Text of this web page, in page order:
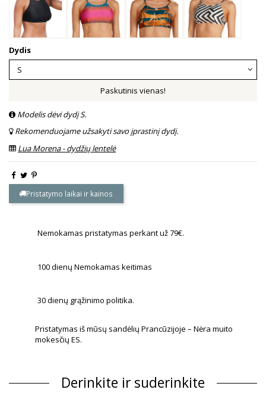
Dydis
Paskutinis vienas!
Modelis dėvi dydį S.
Rekomenduojame užsakyti savo įprastinį dydį.
Lua Morena - dydžių lentelė
Pristatymo laikai ir kainos
Nemokamas pristatymas perkant už 79€.
100 dienų Nemokamas keitimas
30 dienų grąžinimo politika.
Pristatymas iš mūsų sandėlių Prancūzijoje – Nėra muito
mokesčių ES.
Derinkite ir suderinkite